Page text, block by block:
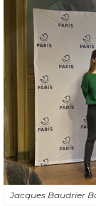
Jacques Baudrier